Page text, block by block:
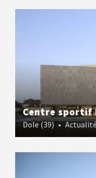
Centre sportif
Dole (39) •